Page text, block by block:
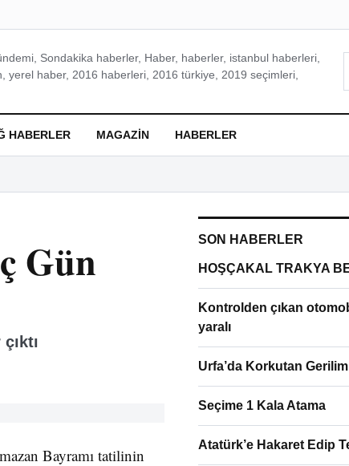
Sondakika haberler, Haber, haberler, istanbul haberleri,
haber, 2016 haberleri, 2016 türkiye, 2019 seçimleri,
HABERLER MAGAZIN HABERLER
Gün
Bayramı tatilinin
SON HABERLER
HOŞÇAKAL TRAKYA
Kontrolden çıkan
yaralı
Urfa’da Korkutan
Seçime 1 Kala Atama
Atatürk’e Hakaret Edip